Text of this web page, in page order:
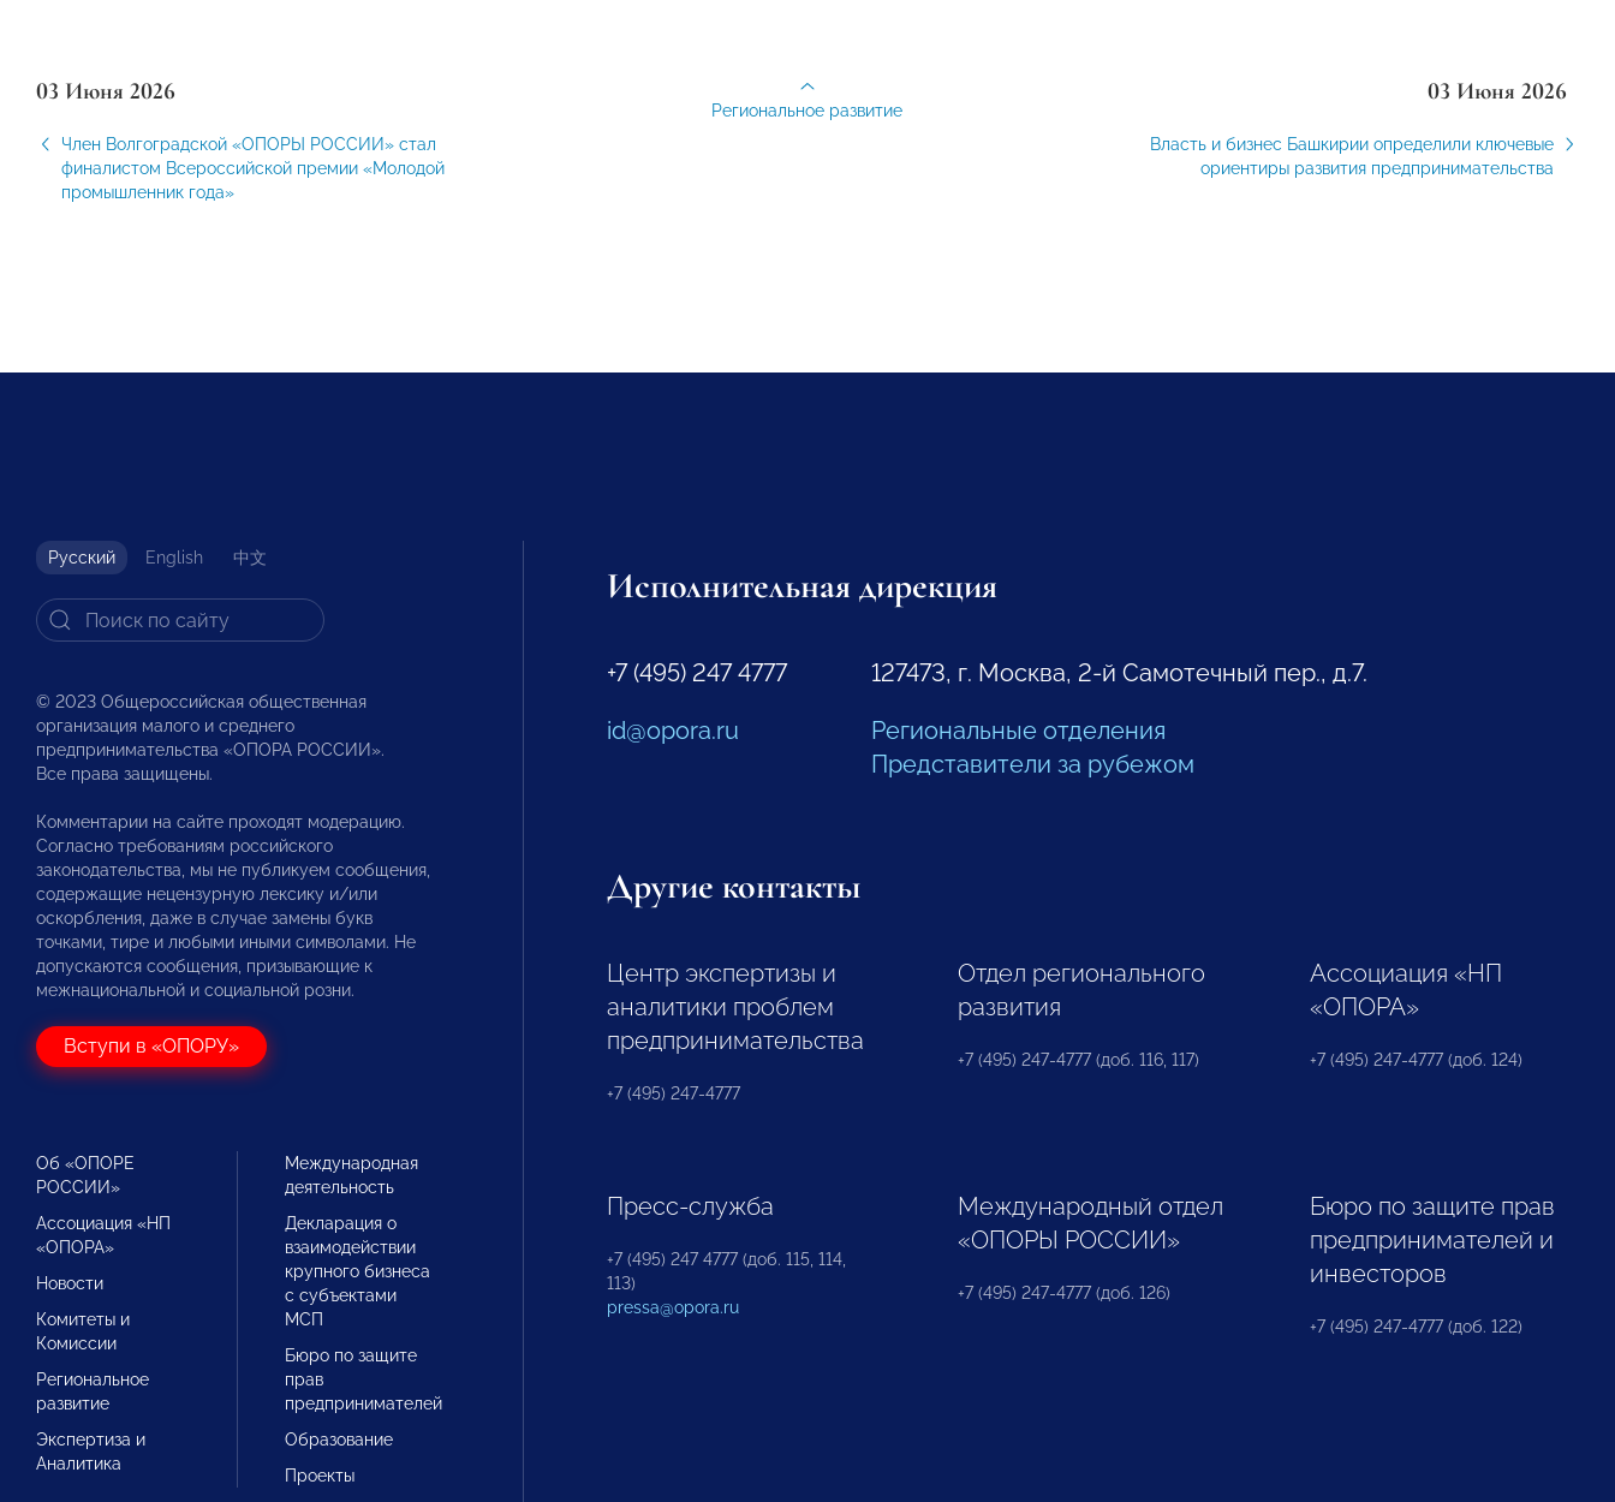
03 Июня 2026
Член Волгоградской «ОПОРЫ РОССИИ» стал
финалистом Всероссийской премии «Молодой
промышленник года»
03 Июня 2026
Власть и бизнес Башкирии определили ключевые
ориентиры развития предпринимательства
Региональное развитие
Русский English 中文
© 2023 Общероссийская общественная
организация малого и среднего
предпринимательства «ОПОРА РОССИИ».
Все права защищены.
Комментарии на сайте проходят модерацию.
Согласно требованиям российского
законодательства, мы не публикуем сообщения,
содержащие нецензурную лексику и/или
оскорбления, даже в случае замены букв
точками, тире и любыми иными символами. Не
допускаются сообщения, призывающие к
межнациональной и социальной розни.
Вступи в «ОПОРУ»
Об «ОПОРЕ
РОССИИ»
Ассоциация «НП
«ОПОРА»
Новости
Комитеты и
Комиссии
Региональное
развитие
Экспертиза и
Аналитика
Международная
деятельность
Декларация о
взаимодействии
крупного бизнеса
с субъектами
МСП
Бюро по защите
прав
предпринимателей
Образование
Проекты
Исполнительная дирекция
+7 (495) 247 4777
id@opora.ru
127473, г. Москва, 2-й Самотечный пер., д.7.
Региональные отделения
Представители за рубежом
Другие контакты
Центр экспертизы и
аналитики проблем
предпринимательства
+7 (495) 247-4777
Отдел регионального
развития
+7 (495) 247-4777 (доб. 116, 117)
Ассоциация «НП
«ОПОРА»
+7 (495) 247-4777 (доб. 124)
Пресс-служба
+7 (495) 247 4777 (доб. 115, 114,
113)
pressa@opora.ru
Международный отдел
«ОПОРЫ РОССИИ»
+7 (495) 247-4777 (доб. 126)
Бюро по защите прав
предпринимателей и
инвесторов
+7 (495) 247-4777 (доб. 122)